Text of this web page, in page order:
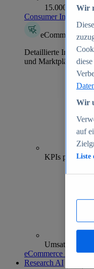
15.000+
Consumer Insights
eCommerce
Detaillierte
und Marktplätzen
KPIs pro Shop
eCommerce Insights
Research AI
Wir
Wir
auf
Liste